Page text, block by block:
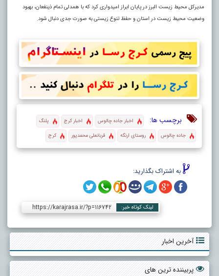
مدیرکل محیط زیست البرز در پایان ابراز امیدواری کرد که با همدلی تمام ذینفعان، بهبود
وضعیت محیط زیست در استان و حفظ تنوع زیستی به صورت جدی دنبال شود.
برچسب ها: اخبار جاده چالوس اخبار کرج
پلنگ‌
جاده چالوس
روستای ارنگه قربانعلی محمدپور کرج
به اشتراک بگذارید:
لینک کوتاه خبر: https://karajrasa.ir/?p=116742
آخرین اخبار
پربیننده ترین های